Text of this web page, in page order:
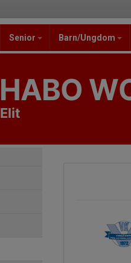
Senior Barn/Ungdom
HABO
Elit